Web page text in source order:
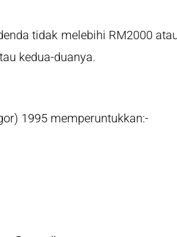
tidak melebihi RM2000
kedua-duanya.
1995 memperuntukkan:-